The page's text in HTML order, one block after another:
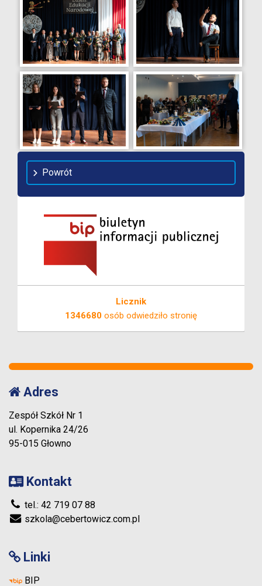
Powrót
Licznik
1346680 osób odwiedziło stronię
Adres
Zespół Szkół Nr 1
ul. Kopernika 24/26
95-015 Głowno
Kontakt
tel.: 42 719 07 88
szkola@cebertowicz.com.pl
Linki
BIP